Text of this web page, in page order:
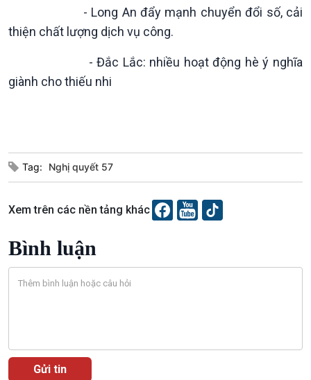
Dòng chảy Kinh tế
Sức sống hàng Việt
Tuyên chiến với gian lận
thương mại
Mùa vàng
Biển đảo Việt Nam
đảo
Xã hội
360 độ Sức khỏe
Tài nguyên và Môi trường
Chuyên gia của bạn
Xã hội chuyển động
Kết nối công nghệ
Văn hoá & Du lịch
- Long An đẩy mạnh chuyển đổi số, cải
thiện chất lượng dịch vụ công.
- Đắc Lắc: nhiều hoạt động hè ý nghĩa
giành cho thiếu nhi
Tag: Nghị quyết 57
Xem trên các nền tảng khác
Bình luận